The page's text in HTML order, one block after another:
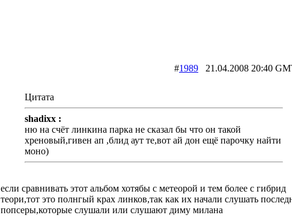
#1989 21.04.2008 20:40
Цитата
shadixx :
ню на счёт линкина парка не сказал бы что он такой
хреновый,гивен ап ,блид аут те,вот ай дон ещё парочку найти
моно)
если сравнивать этот альбом хотябы с метеорой и тем более с гибрид
теори,тот это полнгый крах линков,так как их начали слушать
попсеры,которые слушали или слушают диму милана